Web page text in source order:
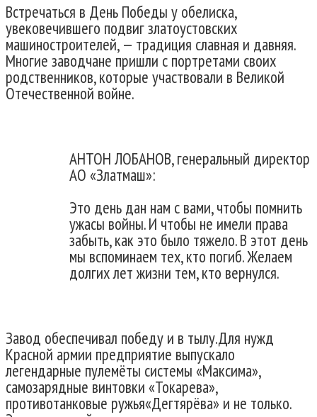
Встречаться в День Победы у обелиска,
увековечившего подвиг златоустовских
машиностроителей, — традиция славная и давняя.
Многие заводчане пришли с портретами своих
родственников, которые участвовали в Великой
Отечественной войне.
АНТОН ЛОБАНОВ, генеральный директор
АО «Златмаш»:
Это день дан нам с вами, чтобы помнить
ужасы войны. И чтобы не имели права
забыть, как это было тяжело. В этот день
мы вспоминаем тех, кто погиб. Желаем
долгих лет жизни тем, кто вернулся.
Завод обеспечивал победу и в тылу.Для нужд
Красной армии предприятие выпускало
легендарные пулемёты системы «Максима»,
самозарядные винтовки «Токарева»,
противотанковые ружья«Дегтярёва» и не только.